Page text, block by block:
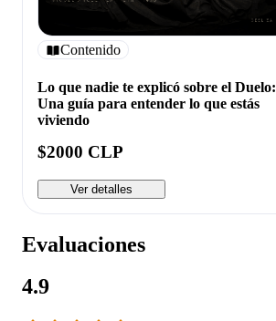
Contenido
Lo que nadie te explicó sobre el Duelo:
Una guía para entender lo que estás
viviendo
$2000 CLP
Ver detalles
Evaluaciones
4.9